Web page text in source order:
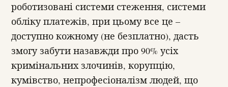
роботизовані системи стеження, системи
обліку платежів, при цьому все це –
доступно кожному (не безплатно), дасть
змогу забути назавжди про 90% усіх
кримінальних злочинів, корупцію,
кумівство, непрофесіоналізм людей, що